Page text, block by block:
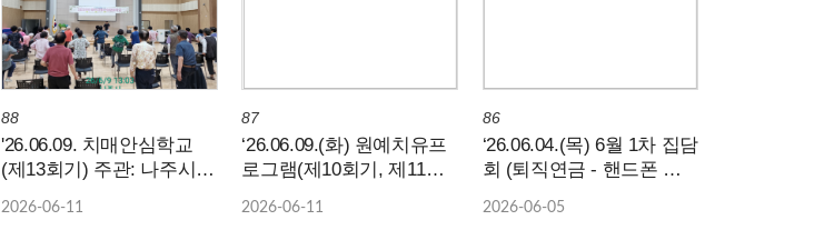
88
'26.06.09. 치매안심학교
(제13회기) 주관: 나주시치
주숲체원
2026-06-11
87
‘26.06.09.(화) 원예치유프
로그램(제10회기, 제11회
2026-06-11
86
‘26.06.04.(목) 6월 1차 집담
회 (퇴직연금 - 핸드폰 웹
2026-06-05